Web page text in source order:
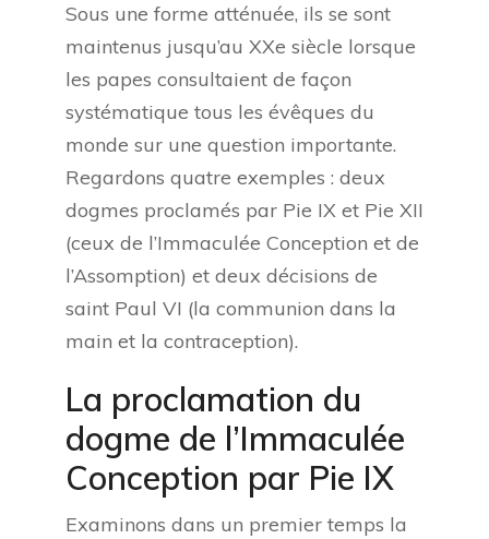
Sous une forme atténuée, ils se sont
maintenus jusqu’au XXe siècle lorsque
les papes consultaient de façon
systématique tous les évêques du
monde sur une question importante.
Regardons quatre exemples : deux
dogmes proclamés par Pie IX et Pie XII
(ceux de l’Immaculée Conception et de
l’Assomption) et deux décisions de
saint Paul VI (la communion dans la
main et la contraception).
La proclamation du
dogme de l’Immaculée
Conception par Pie IX
Examinons dans un premier temps la